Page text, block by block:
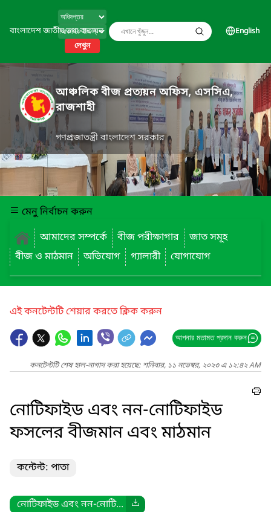
বাংলাদেশ জাতীয় তথ্য বাতায়ন
দেখুন
English
আঞ্চলিক বীজ প্রত্যয়ন অফিস, এসসিএ,
রাজশাহী
গণপ্রজাতন্ত্রী বাংলাদেশ সরকার
মেনু নির্বাচন করুন
আমাদের সম্পর্কে
বীজ পরীক্ষাগার
জাত সমূহ
বীজ ও মাঠমান
অভিযোগ গ্যালারী যোগাযোগ
এই কনটেন্টটি শেয়ার করতে ক্লিক করুন
আপনার মতামত প্রদান করুন
কনটেন্টটি শেষ হাল-নাগাদ করা হয়েছে: শনিবার, ১১ নভেম্বর, ২০২৩ এ ১২:৪২ AM
নোটিফাইড এবং নন-নোটিফাইড
ফসলের বীজমান এবং মাঠমান
কন্টেন্ট: পাতা
নোটিফাইড এবং নন-নোটি...